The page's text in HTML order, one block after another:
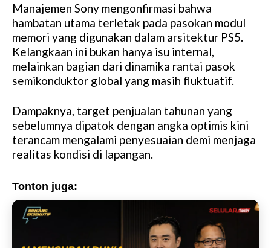
Manajemen Sony mengonfirmasi bahwa
hambatan utama terletak pada pasokan modul
memori yang digunakan dalam arsitektur PS5.
Kelangkaan ini bukan hanya isu internal,
melainkan bagian dari dinamika rantai pasok
semikonduktor global yang masih fluktuatif.
Dampaknya, target penjualan tahunan yang
sebelumnya dipatok dengan angka optimis kini
terancam mengalami penyesuaian demi menjaga
realitas kondisi di lapangan.
Tonton juga: